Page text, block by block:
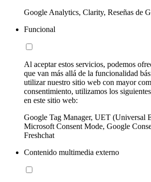
Google Analytics, Clarity, Reseñas de
Funcional
Al aceptar estos servicios, podemos
que van más allá de la funcionalidad
utilizar nuestro sitio web con mayor
consentimiento, utilizamos los
en este sitio web:
Google Tag Manager, UET (Universal
Microsoft Consent Mode, Google
Freshchat
Contenido multimedia externo